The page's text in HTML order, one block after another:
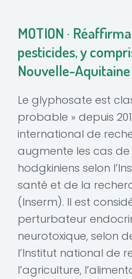
MOTION ·
pesticides, y
Nouvelle-Aquitaine
Le glyphosate est
probable » depuis
international de
augmente les cas
hodgkiniens selon
santé et de la
(Inserm). Il est
perturbateur
neurotoxique, selon
l’Institut national de
l’agriculture,